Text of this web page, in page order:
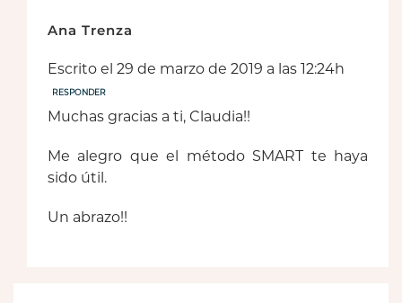
Ana Trenza
Escrito el 29 de marzo de 2019 a las 12:24h
RESPONDER
Muchas gracias a ti, Claudia!!
Me alegro que el método SMART te haya
sido útil.
Un abrazo!!